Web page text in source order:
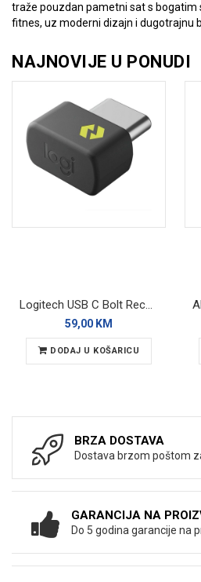
traže pouzdan pametni sat s
fitnes, uz moderni dizajn i dugotrajnu
NAJNOVIJE U PONUDI
Logitech USB C Bolt Receiver
59,00 KM
DODAJ U KOŠARICU
BRZA DOSTAVA
Dostava brzom poštom
GARANCIJA NA
Do 5 godina garancije na